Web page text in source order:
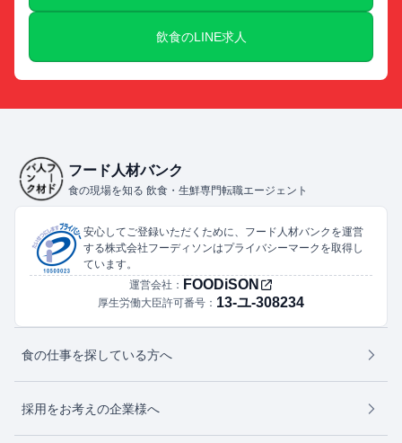
飲食のLINE求人
フード人材バンク
食の現場を知る 飲食・生鮮専門転職エージェント
安心してご登録いただくために、フード人材バンクを運営
する株式会社フーディソンはプライバシーマークを取得し
ています。
運営会社： FOODiSON
厚生労働大臣許可番号： 13-ユ-308234
食の仕事を探している方へ
採用をお考えの企業様へ